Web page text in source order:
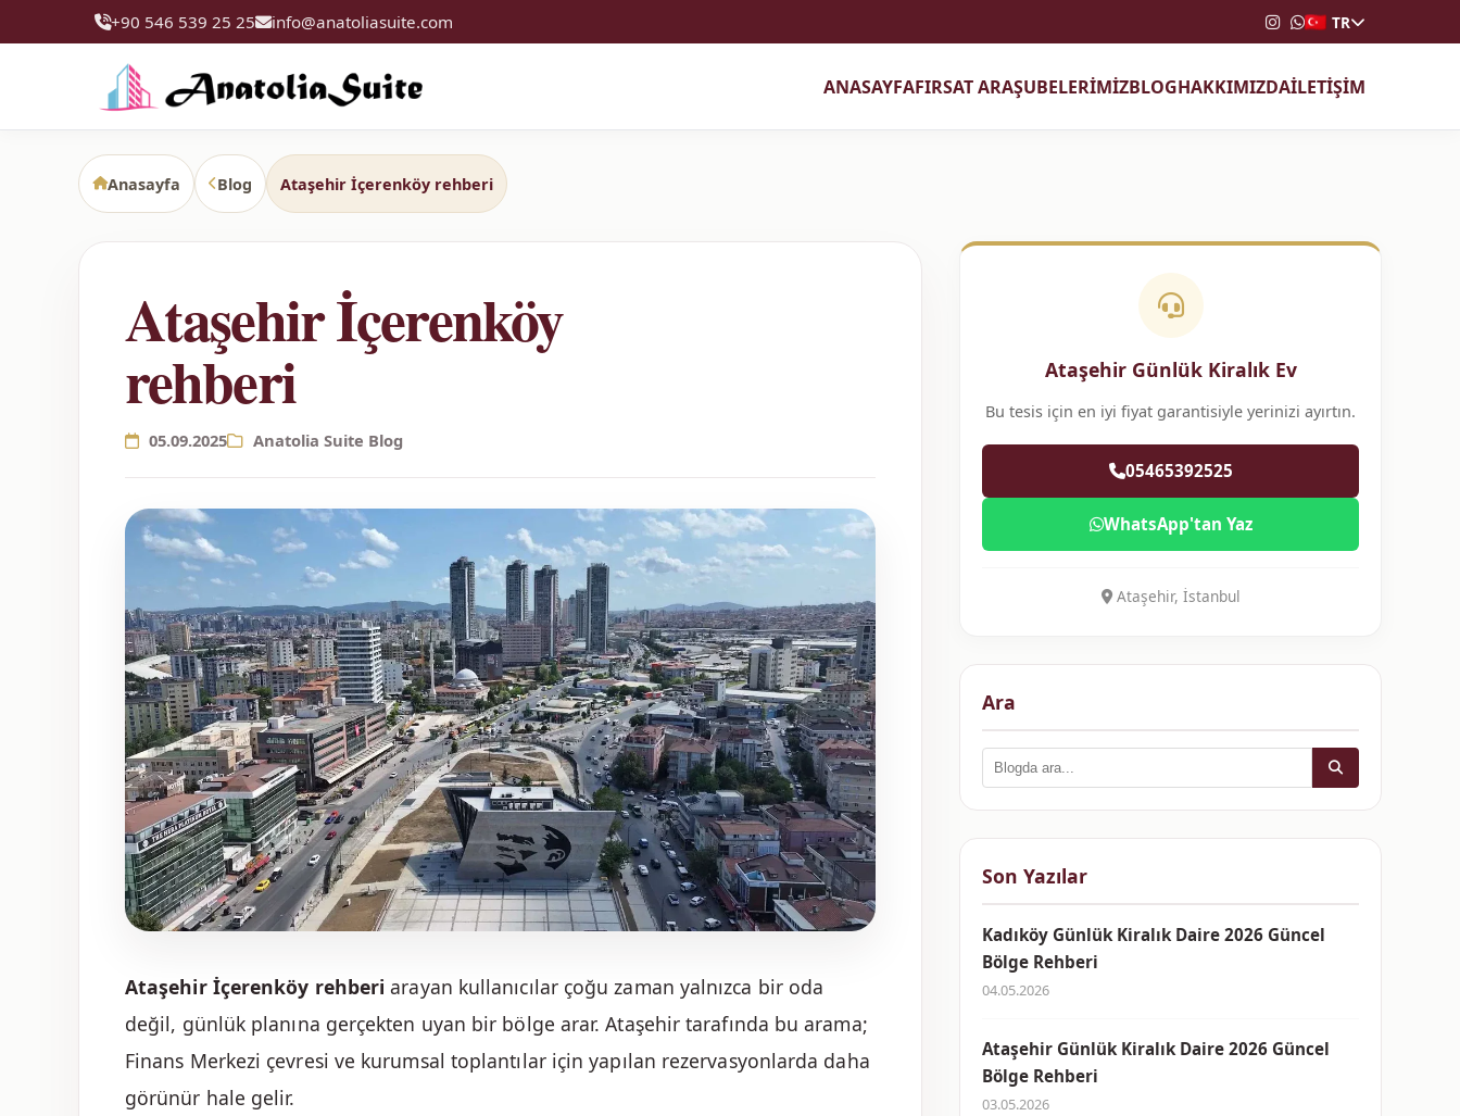
+90 546 539 25 25 info@anatoliasuite.com TR
ANASAYFAFIRSAT ARAŞUBELERİMİZBLOGHAKKIMIZDAİLETİŞİM
Anasayfa Blog Ataşehir İçerenköy rehberi
Ataşehir İçerenköy
rehberi
05.09.2025 Anatolia Suite Blog
Ataşehir İçerenköy rehberi arayan kullanıcılar çoğu zaman yalnızca bir oda
değil, günlük planına gerçekten uyan bir bölge arar. Ataşehir tarafında bu arama;
Finans Merkezi çevresi ve kurumsal toplantılar için yapılan rezervasyonlarda daha
görünür hale gelir.
Ataşehir Günlük Kiralık Ev
Bu tesis için en iyi fiyat garantisiyle yerinizi ayırtın.
05465392525
WhatsApp'tan Yaz
Ataşehir, İstanbul
Ara
Son Yazılar
Kadıköy Günlük Kiralık Daire 2026 Güncel
Bölge Rehberi
04.05.2026
Ataşehir Günlük Kiralık Daire 2026 Güncel
Bölge Rehberi
03.05.2026